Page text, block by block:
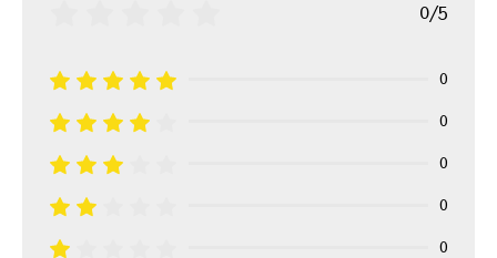
0/5
0
0
0
0
0